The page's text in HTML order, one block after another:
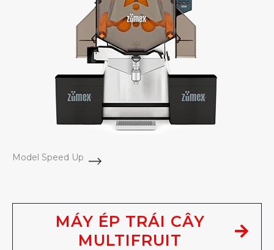
Model Speed Up
MÁY ÉP TRÁI CÂY
MULTIFRUIT